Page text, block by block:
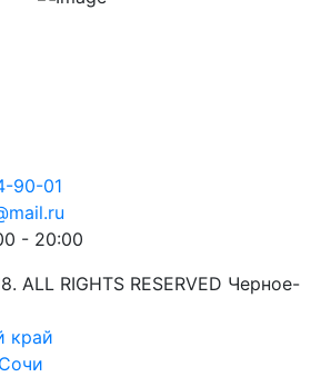
90-01
- 20:00
ALL RIGHTS RESERVED Черное-
край